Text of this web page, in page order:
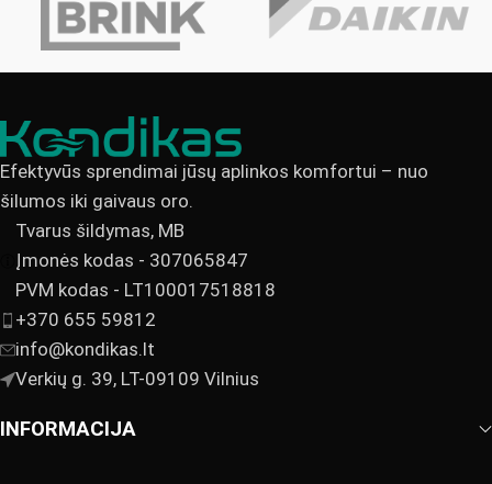
Efektyvūs sprendimai jūsų aplinkos komfortui – nuo
šilumos iki gaivaus oro.
Tvarus šildymas, MB
Įmonės kodas - 307065847
PVM kodas - LT100017518818
+370 655 59812
info@kondikas.lt
Verkių g. 39, LT-09109 Vilnius
INFORMACIJA